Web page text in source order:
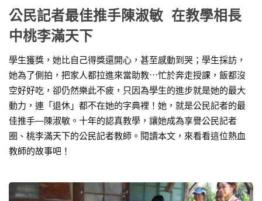
公民記者最佳推手陳淑敏 在教學相長
中桃李滿天下
學生獲獎，她比自己得獎還開心，甚至感動到哭；學生採訪，
她為了側拍，把家人都拉進來當助教⋯忙於奔走授課，飯都沒
空好好吃，卻仍然樂此不疲，只因為學生的進步就是她的最大
動力，連「退休」都不在她的字典裡！她，就是公民記者的最
佳推手—陳淑敏。十年的認真教學，讓她成為享譽公民記者
圈、桃李滿天下的公民記者教師。閱讀本文，來看看這位熱血
教師的故事吧！